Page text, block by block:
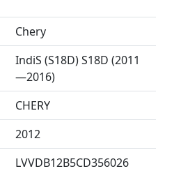
Chery
IndiS (S18D) S18D (2011
—2016)
CHERY
2012
LVVDB12B5CD356026